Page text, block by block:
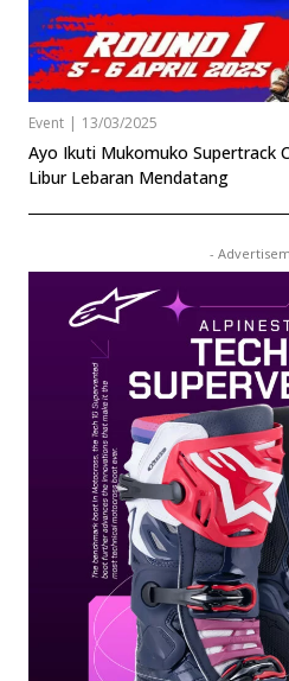
Event | 13/03/2025
Ayo Ikuti Mukomuko Supertrack
Libur Lebaran Mendatang
-